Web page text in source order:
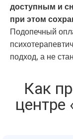
доступным и
при этом
Подопечный
подход, а не
Как
центре